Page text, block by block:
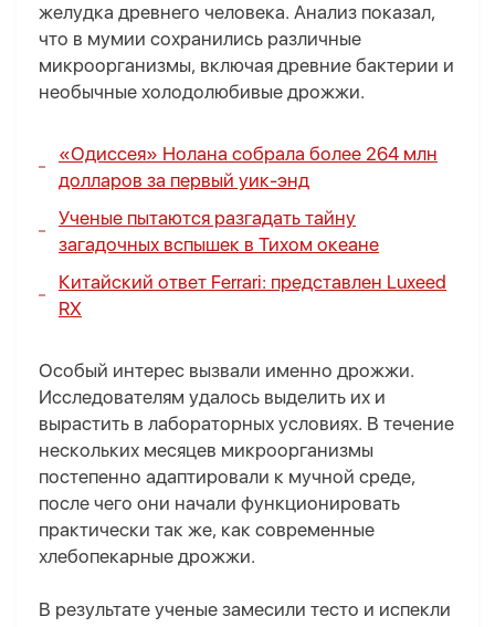
желудка древнего человека. Анализ показал,
что в мумии сохранились различные
микроорганизмы, включая древние бактерии и
необычные холодолюбивые дрожжи.
«Одиссея» Нолана собрала более 264 млн
долларов за первый уик-энд
Ученые пытаются разгадать тайну
загадочных вспышек в Тихом океане
Китайский ответ Ferrari: представлен Luxeed
RX
Особый интерес вызвали именно дрожжи.
Исследователям удалось выделить их и
вырастить в лабораторных условиях. В течение
нескольких месяцев микроорганизмы
постепенно адаптировали к мучной среде,
после чего они начали функционировать
практически так же, как современные
хлебопекарные дрожжи.
В результате ученые замесили тесто и испекли